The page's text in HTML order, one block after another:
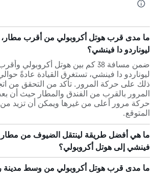
ما مدى قرب هوتل أكروبولي من أقرب مطار،
ليوناردو دا فينشي؟
ضمن مسافة 38 كم بين هوتل أكروبولي
ذلك على حركة المرور. تأكد من التحقق من
المرور بالقرب من الفندق والمطار حيث أن
حركة مرور أعلى من غيرها ويمكن أن تزيد
المتوقع.
ما هي أفضل طريقة لينتقل الضيوف من مطار
فينشي إلى هوتل أكروبولي؟
ما مدى قرب هوتل أكروبولي من وسط مدينة